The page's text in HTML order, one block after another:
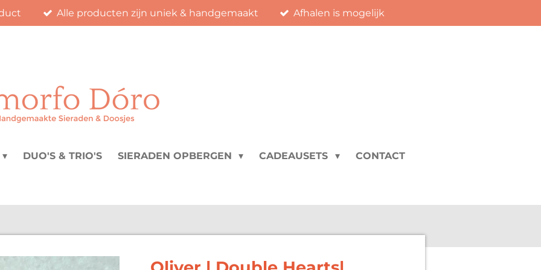
Alle producten zijn uniek & handgemaakt Afhalen is mogelijk
DUO'S & TRIO'S SIERADEN OPBERGEN CADEAUSETS CONTACT